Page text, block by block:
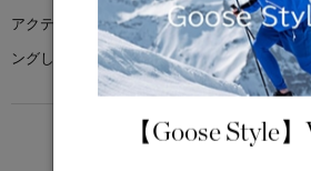
アクティブに動きたいときに適しており、レ
ングして着用することもできます。
【Goose Style